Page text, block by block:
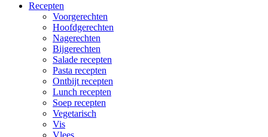
Recepten
Voorgerechten
Hoofdgerechten
Nagerechten
Bijgerechten
Salade recepten
Pasta recepten
Ontbijt recepten
Lunch recepten
Soep recepten
Vegetarisch
Vis
Vlees